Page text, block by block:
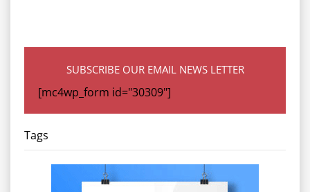
SUBSCRIBE OUR EMAIL NEWS LETTER
[mc4wp_form id="30309"]
Tags